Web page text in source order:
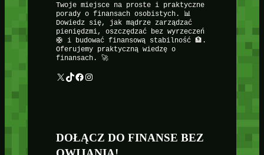
Twoje miejsce na proste i praktyczne
porady o finansach osobistych. 📊
Dowiedz się, jak mądrze zarządzać
pieniędzmi, oszczędzać bez wyrzeczeń
🛟 i budować finansową stabilność 🏦.
Oferujemy praktyczną wiedzę o
finansach. 🚀
X TikTok Facebook Instagram
DOŁĄCZ DO FINANSE BEZ